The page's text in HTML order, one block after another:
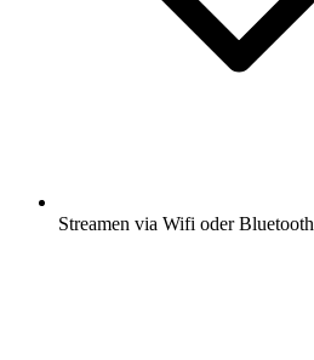
Streamen via Wifi oder Bluetooth